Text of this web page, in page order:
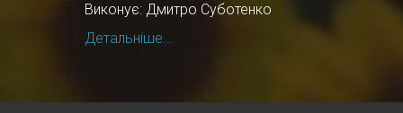
Виконує: Дмитро Суботенко
Детальніше...